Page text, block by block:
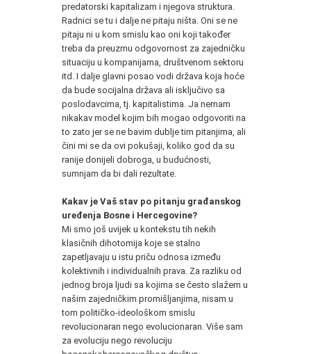
predatorski kapitalizam i njegova struktura.
Radnici se tu i dalje ne pitaju ništa. Oni se ne
pitaju ni u kom smislu kao oni koji također
treba da preuzmu odgovornost za zajedničku
situaciju u kompanijama, društvenom sektoru
itd. I dalje glavni posao vodi država koja hoće
da bude socijalna država ali isključivo sa
poslodavcima, tj. kapitalistima. Ja nemam
nikakav model kojim bih mogao odgovoriti na
to zato jer se ne bavim dublje tim pitanjima, ali
čini mi se da ovi pokušaji, koliko god da su
ranije donijeli dobroga, u budućnosti,
sumnjam da bi dali rezultate.
Kakav je Vaš stav po pitanju građanskog
uređenja Bosne i Hercegovine?
Mi smo još uvijek u kontekstu tih nekih
klasičnih dihotomija koje se stalno
zapetljavaju u istu priču odnosa između
kolektivnih i individualnih prava. Za razliku od
jednog broja ljudi sa kojima se često slažem u
našim zajedničkim promišljanjima, nisam u
tom političko-ideološkom smislu
revolucionaran nego evolucionaran. Više sam
za evoluciju nego revoluciju